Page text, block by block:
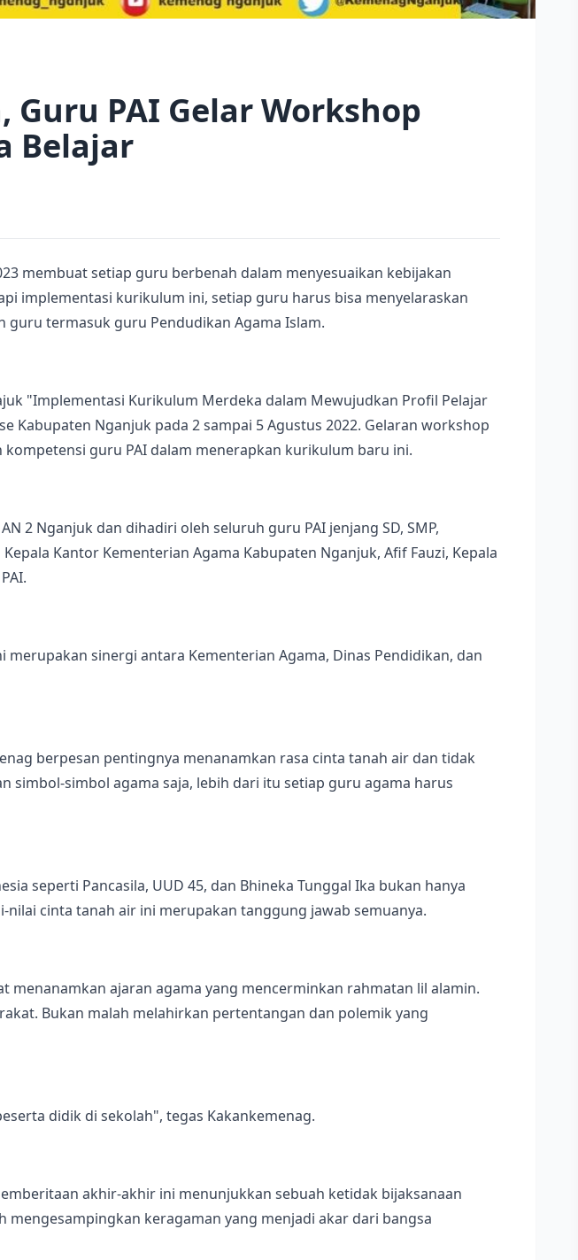
PAI Gelar Workshop
Belajar
membuat setiap guru berbenah dalam menyesuaikan kebijakan
implementasi kurikulum ini, setiap guru harus bisa menyelaraskan
termasuk guru Pendudikan Agama Islam.
"Implementasi Kurikulum Merdeka dalam Mewujudkan Profil Pelajar
Kabupaten Nganjuk pada 2 sampai 5 Agustus 2022. Gelaran workshop
guru PAI dalam menerapkan kurikulum baru ini.
2 Nganjuk dan dihadiri oleh seluruh guru PAI jenjang SD, SMP,
Kantor Kementerian Agama Kabupaten Nganjuk, Afif Fauzi, Kepala
sinergi antara Kementerian Agama, Dinas Pendidikan, dan
berpesan pentingnya menanamkan rasa cinta tanah air dan tidak
simbol agama saja, lebih dari itu setiap guru agama harus
seperti Pancasila, UUD 45, dan Bhineka Tunggal Ika bukan hanya
cinta tanah air ini merupakan tanggung jawab semuanya.
ajaran agama yang mencerminkan rahmatan lil alamin.
Bukan malah melahirkan pertentangan dan polemik yang
didik di sekolah", tegas Kakankemenag.
akhir-akhir ini menunjukkan sebuah ketidak bijaksanaan
keragaman yang menjadi akar dari bangsa